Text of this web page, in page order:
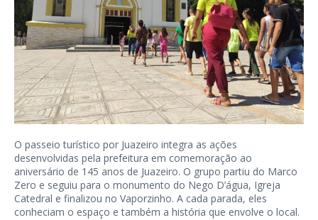
O passeio turístico por Juazeiro integra as ações
desenvolvidas pela prefeitura em comemoração ao
aniversário de 145 anos de Juazeiro. O grupo partiu do Marco
Zero e seguiu para o monumento do Nego D’água, Igreja
Catedral e finalizou no Vaporzinho. A cada parada, eles
conheciam o espaço e também a história que envolve o local.